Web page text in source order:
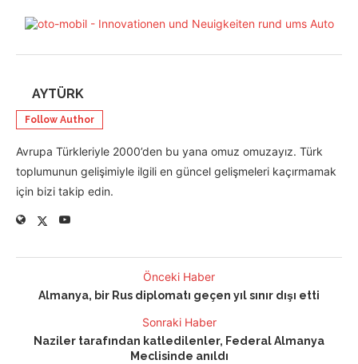
AYTÜRK
Follow Author
Avrupa Türkleriyle 2000’den bu yana omuz omuzayız. Türk
toplumunun gelişimiyle ilgili en güncel gelişmeleri kaçırmamak
için bizi takip edin.
Önceki Haber
Almanya, bir Rus diplomatı geçen yıl sınır dışı etti
Sonraki Haber
Naziler tarafından katledilenler, Federal Almanya
Meclisinde anıldı